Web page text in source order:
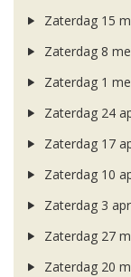
Zaterdag 15
Zaterdag 8
Zaterdag 1
Zaterdag 24
Zaterdag 17
Zaterdag 10
Zaterdag 3
Zaterdag 27
Zaterdag 20